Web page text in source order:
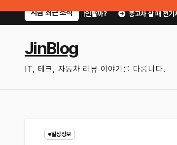
지금 최근 소식
터 확인할까? 중고차 살 때 전기차·하이브리드 체크포인
JinBlog
IT, 테크, 자동차 리뷰 이야기를 다룹니다.
일상정보